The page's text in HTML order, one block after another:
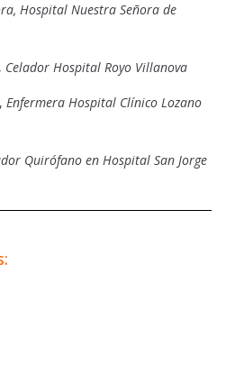
Hospital Nuestra Señora de
Celador Hospital Royo Villanova
Enfermera Hospital Clínico Lozano
Quirófano en Hospital San Jorge